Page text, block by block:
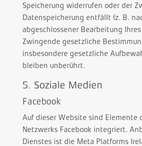
Speicherung widerrufen oder der
Datenspeicherung entfällt (z. B.
abgeschlossener Bearbeitung
Zwingende gesetzliche
insbesondere gesetzliche
bleiben unberührt.
5. Soziale Medien
Facebook
Auf dieser Website sind Elemente
Netzwerks Facebook integriert.
Dienstes ist die Meta Platforms